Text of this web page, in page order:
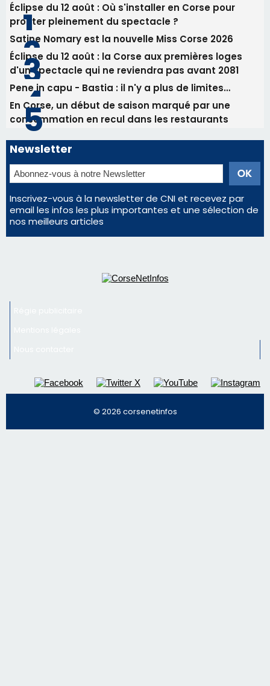
Éclipse du 12 août : Où s'installer en Corse pour
profiter pleinement du spectacle ?
Satine Nomary est la nouvelle Miss Corse 2026
Éclipse du 12 août : la Corse aux premières loges
d'un spectacle qui ne reviendra pas avant 2081
Pene in capu - Bastia : il n'y a plus de limites…
En Corse, un début de saison marqué par une
consommation en recul dans les restaurants
Newsletter
Inscrivez-vous à la newsletter de CNI et recevez par
email les infos les plus importantes et une sélection de
nos meilleurs articles
© 2026 corsenetinfos